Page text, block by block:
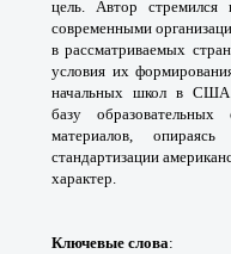
цель. Автор
современными
в рассматриваемых
условия их
начальных школ в
базу
материалов, опираясь
стандартизации
характер.
Ключевые слова: